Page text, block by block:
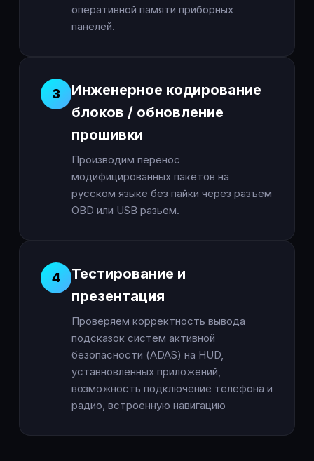
оперативной памяти приборных
панелей.
3
Инженерное кодирование
блоков / обновление
прошивки
Производим перенос
модифицированных пакетов на
русском языке без пайки через разъем
OBD или USB разьем.
4
Тестирование и
презентация
Проверяем корректность вывода
подсказок систем активной
безопасности (ADAS) на HUD,
уставновленных приложений,
возможность подключение телефона и
радио, встроенную навигацию